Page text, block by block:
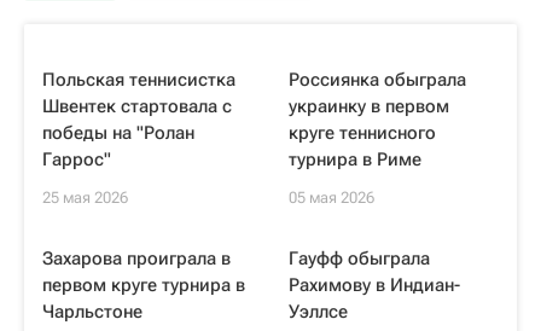
Польская теннисистка
Швентек стартовала с
победы на "Ролан
Гаррос"
25 мая 2026
Россиянка обыграла
украинку в первом
круге теннисного
турнира в Риме
05 мая 2026
Захарова проиграла в
первом круге турнира в
Чарльстоне
Гауфф обыграла
Рахимову в Индиан-
Уэллсе